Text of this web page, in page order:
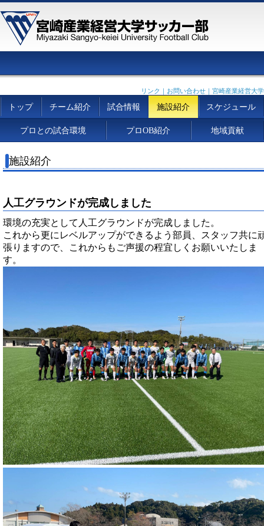
リンク ｜ お問い合わせ ｜ 宮崎産業経営大学
トップ チーム紹介 試合情報 施設紹介 スケジュール
プロとの試合環境 プロOB紹介 地域貢献
施設紹介
人工グラウンドが完成しました
環境の充実として人工グラウンドが完成しました。
これから更にレベルアップができるよう部員、スタッフ共に
張りますので、これからもご声援の程宜しくお願いいたしま
す。